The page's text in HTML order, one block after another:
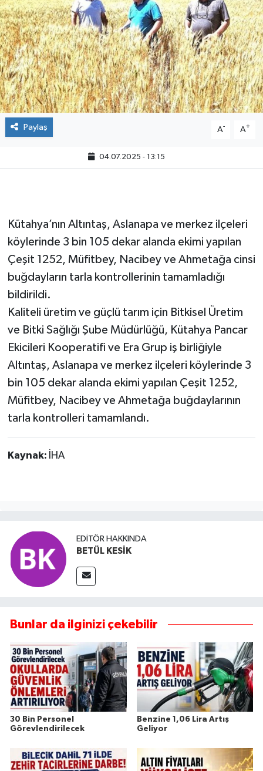
Paylaş A- A+
04.07.2025 - 13:15
Kütahya’nın Altıntaş, Aslanapa ve merkez ilçeleri
köylerinde 3 bin 105 dekar alanda ekimi yapılan
Çeşit 1252, Müfitbey, Nacibey ve Ahmetağa cinsi
buğdayların tarla kontrollerinin tamamladığı
bildirildi.
Kaliteli üretim ve güçlü tarım için Bitkisel Üretim
ve Bitki Sağlığı Şube Müdürlüğü, Kütahya Pancar
Ekicileri Kooperatifi ve Era Grup iş birliğiyle
Altıntaş, Aslanapa ve merkez ilçeleri köylerinde 3
bin 105 dekar alanda ekimi yapılan Çeşit 1252,
Müfitbey, Nacibey ve Ahmetağa buğdaylarının
tarla kontrolleri tamamlandı.
Kaynak: İHA
EDITÖR HAKKINDA
BETÜL KESİK
Bunlar da ilginizi çekebilir
30 Bin Personel
Görevlendirilecek
Benzine 1,06 Lira Artış
Geliyor